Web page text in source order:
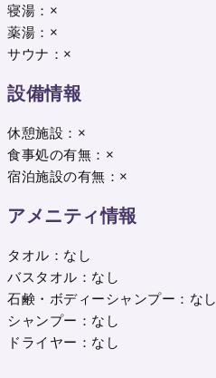
寝湯：×
薬湯：×
サウナ：×
設備情報
休憩施設：×
食事処の有無：×
宿泊施設の有無：×
アメニティ情報
タオル：なし
バスタオル：なし
石鹸・ボディーシャンプー：なし
シャンプー：なし
ドライヤー：なし